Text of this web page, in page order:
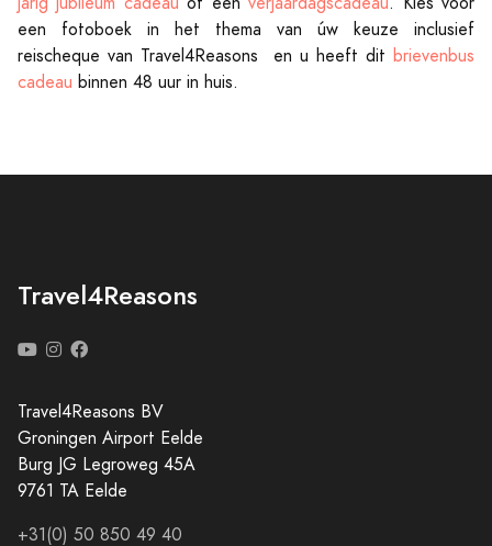
een fotoboek in het thema van úw keuze inclusief
reischeque van Travel4Reasons en u heeft dit brievenbus
cadeau binnen 48 uur in huis.
Travel4Reasons
Travel4Reasons BV
Groningen Airport Eelde
Burg JG Legroweg 45A
9761 TA Eelde
+31(0) 50 850 49 40